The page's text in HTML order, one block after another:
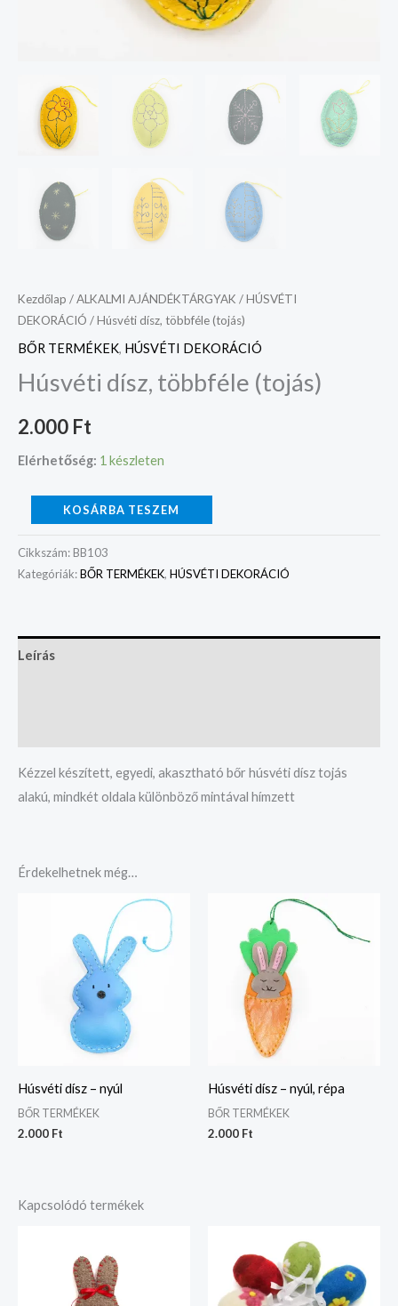
Kezdőlap /ALKALMI AJÁNDÉKTÁRGYAK /HÚSVÉTI
DEKORÁCIÓ / Húsvéti dísz, többféle (tojás)
BŐR TERMÉKEK, HÚSVÉTI DEKORÁCIÓ
Húsvéti dísz, többféle (tojás)
2.000 Ft
Elérhetőség: 1 készleten
KOSÁRBA TESZEM
Cikkszám: BB103
Kategóriák:BŐR TERMÉKEK, HÚSVÉTI DEKORÁCIÓ
Leírás
Kézzel készített, egyedi, akasztható bőr húsvéti dísz tojás
alakú, mindkét oldala különböző mintával hímzett
Érdekelhetnek még…
Húsvéti dísz – nyúl
BŐR TERMÉKEK
2.000 Ft
Húsvéti dísz – nyúl, répa
BŐR TERMÉKEK
2.000 Ft
Kapcsolódó termékek